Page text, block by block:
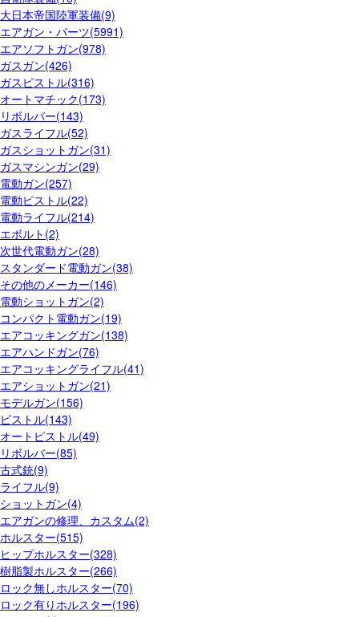
大日本帝国陸軍装備(9)
エアガン・パーツ(5991)
エアソフトガン(978)
ガスガン(426)
ガスピストル(316)
オートマチック(173)
リボルバー(143)
ガスライフル(52)
ガスショットガン(31)
ガスマシンガン(29)
電動ガン(257)
電動ピストル(22)
電動ライフル(214)
エボルト(2)
次世代電動ガン(28)
スタンダード電動ガン(38)
その他のメーカー(146)
電動ショットガン(2)
コンパクト電動ガン(19)
エアコッキングガン(138)
エアハンドガン(76)
エアコッキングライフル(41)
エアショットガン(21)
モデルガン(156)
ピストル(143)
オートピストル(49)
リボルバー(85)
古式銃(9)
ライフル(9)
ショットガン(4)
エアガンの修理、カスタム(2)
ホルスター(515)
ヒップホルスター(328)
樹脂製ホルスター(266)
ロック無しホルスター(70)
ロック有りホルスター(196)